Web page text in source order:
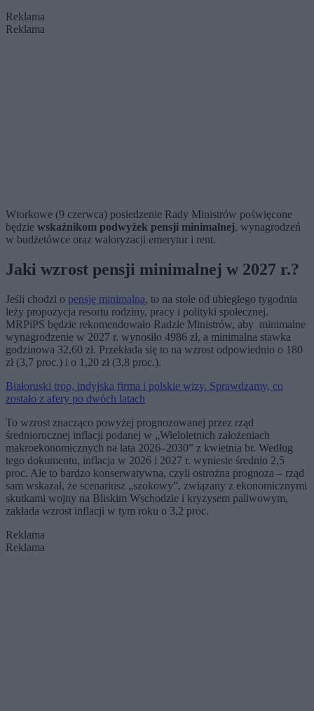
Reklama
Reklama
Wtorkowe (9 czerwca) posiedzenie Rady Ministrów poświęcone
będzie wskaźnikom podwyżek pensji minimalnej, wynagrodzeń
w budżetówce oraz waloryzacji emerytur i rent.
Jaki wzrost pensji minimalnej w 2027 r.?
Jeśli chodzi o pensję minimalną, to na stole od ubiegłego tygodnia
leży propozycja resortu rodziny, pracy i polityki społecznej.
MRPiPS będzie rekomendowało Radzie Ministrów, aby minimalne
wynagrodzenie w 2027 r. wynosiło 4986 zł, a minimalna stawka
godzinowa 32,60 zł. Przekłada się to na wzrost odpowiednio o 180
zł (3,7 proc.) i o 1,20 zł (3,8 proc.).
Białoruski trop, indyjska firma i polskie wizy. Sprawdzamy, co
zostało z afery po dwóch latach
To wzrost znacząco powyżej prognozowanej przez rząd
średniorocznej inflacji podanej w „Wieloletnich założeniach
makroekonomicznych na lata 2026–2030” z kwietnia br. Według
tego dokumentu, inflacja w 2026 i 2027 r. wyniesie średnio 2,5
proc. Ale to bardzo konserwatywna, czyli ostrożna prognoza – rząd
sam wskazał, że scenariusz „szokowy”, związany z ekonomicznymi
skutkami wojny na Bliskim Wschodzie i kryzysem paliwowym,
zakłada wzrost inflacji w tym roku o 3,2 proc.
Reklama
Reklama